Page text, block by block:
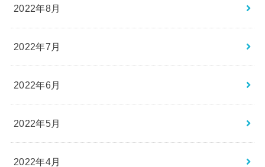
2022年8月
2022年7月
2022年6月
2022年5月
2022年4月